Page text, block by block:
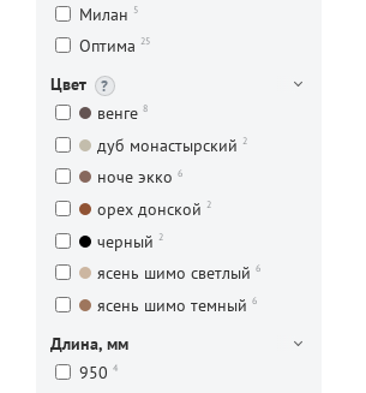
Милан 5
Оптима 25
Цвет
венге 8
дуб монастырский 2
ноче экко 6
орех донской 2
черный 2
ясень шимо светлый 6
ясень шимо темный 6
Длина, мм
950 4